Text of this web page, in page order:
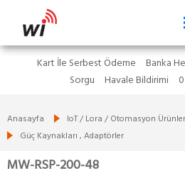
Kart İle Serbest Ödeme Banka
Sorgu
Havale Bildirimi
Anasayfa
IoT / Lora / Otomasyon
Güç Kaynakları , Adaptörler
MW-RSP-200-48